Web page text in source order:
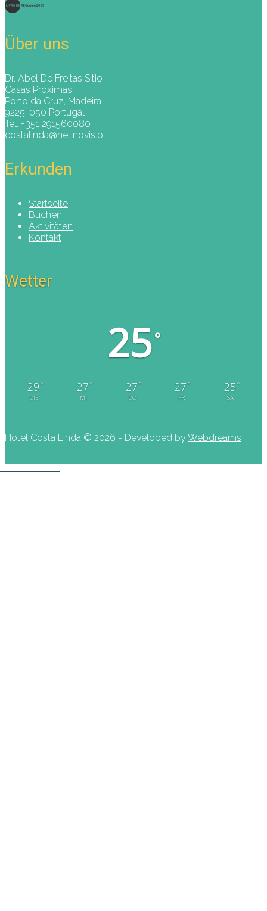
Über uns
Dr. Abel De Freitas Sitio
Casas Proximas
Porto da Cruz, Madeira
9225-050 Portugal
Tel. +351 291560080
costalinda@net.novis.pt
Erkunden
Startseite
Buchen
Aktivitäten
Kontakt
Wetter
25°
29 °
DIE
27 °
MI
27 °
DO
27 °
FR
25 °
SA
Hotel Costa Linda © 2026 - Developed by Webdreams